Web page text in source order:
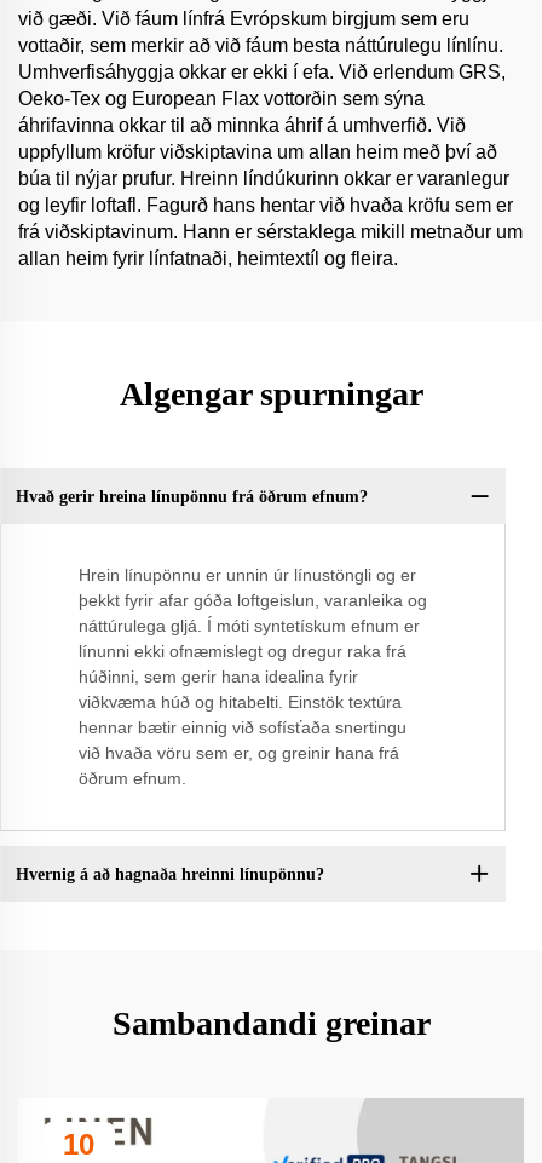
við gæði. Við fáum línfrá Evrópskum birgjum sem eru
vottaðir, sem merkir að við fáum besta náttúrulegu línlínu.
Umhverfisáhyggja okkar er ekki í efa. Við erlendum GRS,
Oeko-Tex og European Flax vottorðin sem sýna
áhrifavinna okkar til að minnka áhrif á umhverfið. Við
uppfyllum kröfur viðskiptavina um allan heim með því að
búa til nýjar prufur. Hreinn líndúkurinn okkar er varanlegur
og leyfir loftafl. Fagurð hans hentar við hvaða kröfu sem er
frá viðskiptavinum. Hann er sérstaklega mikill metnaður um
allan heim fyrir línfatnaði, heimtextíl og fleira.
Algengar spurningar
Hvað gerir hreina línupönnu frá öðrum efnum?
Hrein línupönnu er unnin úr línustöngli og er
þekkt fyrir afar góða loftgeislun, varanleika og
náttúrulega gljá. Í móti syntetískum efnum er
línunni ekki ofnæmislegt og dregur raka frá
húðinni, sem gerir hana idealina fyrir
viðkvæma húð og hitabelti. Einstök textúra
hennar bætir einnig við sofísťaða snertingu
við hvaða vöru sem er, og greinir hana frá
öðrum efnum.
Hvernig á að hagnaða hreinni línupönnu?
Sambandandi greinar
10